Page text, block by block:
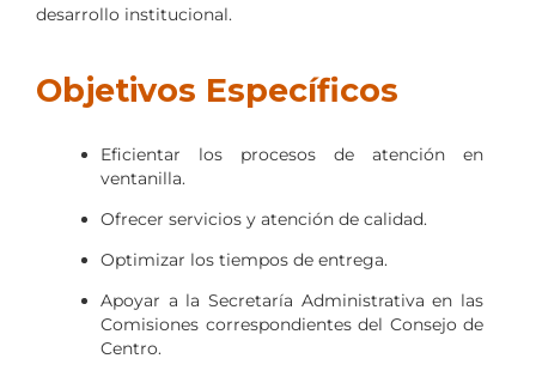
desarrollo institucional.
Objetivos Específicos
Eficientar los procesos de atención en
ventanilla.
Ofrecer servicios y atención de calidad.
Optimizar los tiempos de entrega.
Apoyar a la Secretaría Administrativa en las
Comisiones correspondientes del Consejo de
Centro.